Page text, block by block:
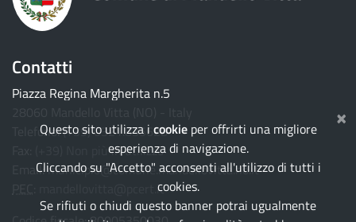
Questo sito utilizza i cookieper offrirti una migliore
esperienza di navigazione.
Cliccando su "Accetto" acconsenti all'utilizzo di tutti i
cookies.
Se rifiuti o chiudi questo banner potrai ugualmente
×
Contatti
Piazza Regina Margherita n.5
Telefono:(+39) 0321.835628
(+39) Non più in utilizzo
Email:municipio@comune.mandellovitta.no.it
mandellovitta@pcert.it